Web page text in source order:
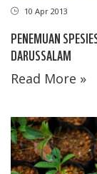
10 Apr 2013
PENEMUAN
DARUSSALAM
Read More »